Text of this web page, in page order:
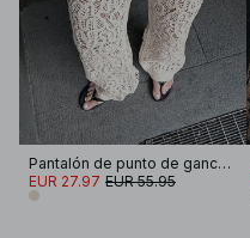
Pantalón de punto de ganchillo
EUR 27.97 EUR 55.95